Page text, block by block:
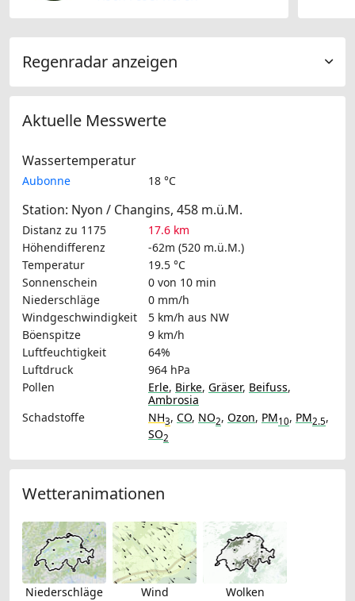
Regenradar anzeigen
Aktuelle Messwerte
Wassertemperatur
Aubonne 18 °C
Station: Nyon / Changins, 458 m.ü.M.
Distanz zu 1175
17.6 km
Höhendifferenz
-62m (520 m.ü.M.)
Temperatur
19.5 °C
Sonnenschein
0 von 10 min
Niederschläge
0 mm/h
Windgeschwindigkeit
5 km/h aus NW
Böenspitze
9 km/h
Luftfeuchtigkeit
64%
Luftdruck
964 hPa
Pollen
Erle, Birke, Gräser, Beifuss,
Ambrosia
Schadstoffe
NH3, CO, NO2, Ozon, PM10, PM2.5,
SO2
Wetteranimationen
Niederschläge Wind Wolken